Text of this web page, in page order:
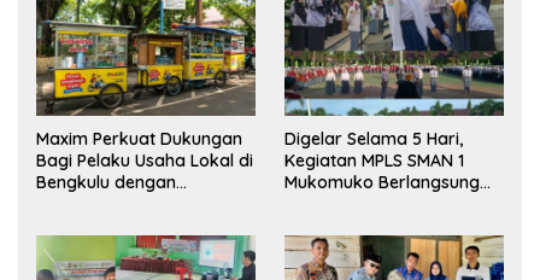
Maxim Perkuat Dukungan
Bagi Pelaku Usaha Lokal di
Bengkulu dengan
Pasar
Digelar Selama 5 Hari,
Kegiatan MPLS SMAN 1
Mukomuko Berlangsung